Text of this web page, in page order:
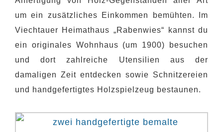
um ein zusätzliches Einkommen bemühten. Im
Viechtauer Heimathaus „Rabenwies“ kannst du
ein originales Wohnhaus (um 1900) besuchen
und dort zahlreiche Utensilien aus der
damaligen Zeit entdecken sowie Schnitzereien
und handgefertigtes Holzspielzeug bestaunen.